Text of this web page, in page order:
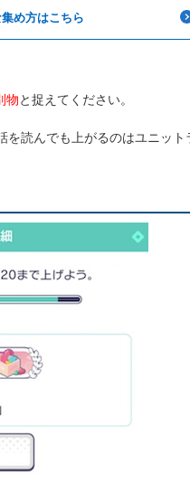
め方はこちら
物と捉えてください。
を読んでも上がるのはユニット